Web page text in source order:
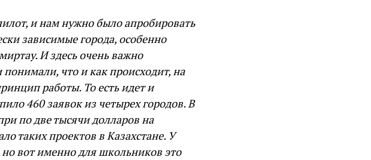
и нам нужно было апробировать
зависимые города, особенно
И здесь очень важно
что и как происходит, на
работы. То есть идет и
460 заявок из четырех городов. В
по две тысячи долларов на
таких проектов в Казахстане. У
вот именно для школьников это